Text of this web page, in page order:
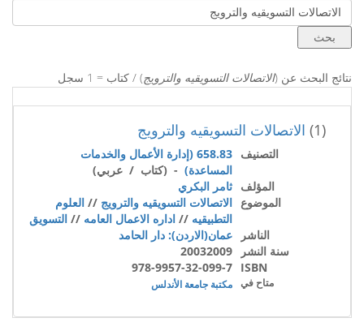
نتائج البحث عن (الاتصالات التسويقيه والترويج) / كتاب = 1 سجل
(1) الاتصالات التسويقيه والترويج
التصنيف
658.83 (إدارة الأعمال والخدمات
المساعدة) - (كتاب / عربي)
المؤلف ثامر البكري
الموضوع الاتصالات التسويقيه والترويج // العلوم
التطبيقيه // اداره الاعمال العامه // التسويق
الناشر
عمان(الاردن): دار الحامد
سنة النشر
20032009
ISBN
978-9957-32-099-7
متاح في مكتبة جامعة الأندلس